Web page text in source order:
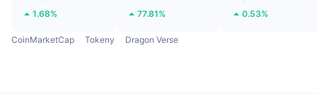
1.68% 77.81% 0.53%
CoinMarketCap Tokeny Dragon Verse